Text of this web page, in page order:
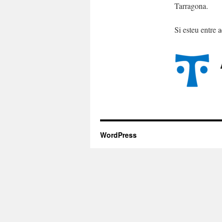
Tarragona.
Si esteu entre
WordPress